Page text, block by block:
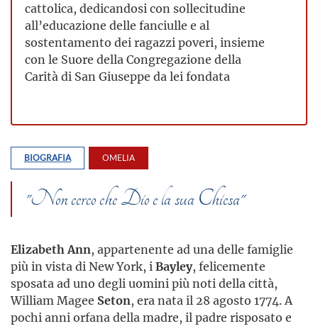
cattolica, dedicandosi con sollecitudine
all’educazione delle fanciulle e al
sostentamento dei ragazzi poveri, insieme
con le Suore della Congregazione della
Carità di San Giuseppe da lei fondata
BIOGRAFIA OMELIA
"Non cerco che Dio e la sua Chiesa"
Elizabeth Ann, appartenente ad una delle famiglie
più in vista di New York, i Bayley, felicemente
sposata ad uno degli uomini più noti della città,
William Magee Seton, era nata il 28 agosto 1774. A
pochi anni orfana della madre, il padre risposato e